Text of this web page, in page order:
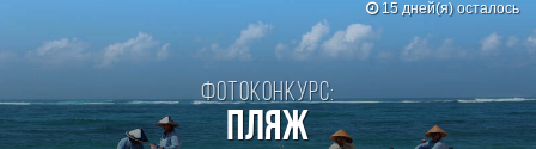
Фотоконкурс:
Пляж
15 дней(я) осталось